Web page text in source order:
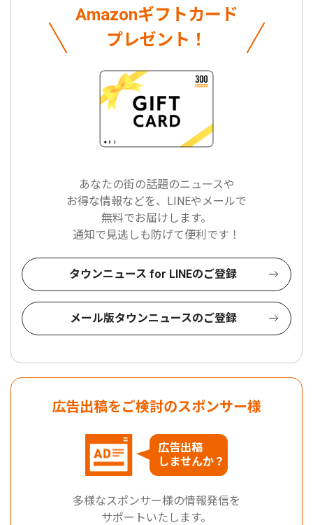
Amazonギフトカード
プレゼント！
あなたの街の話題のニュースや
お得な情報などを、LINEやメールで
無料でお届けします。
通知で見逃しも防げて便利です！
タウンニュース for LINEのご登録
メール版タウンニュースのご登録
広告出稿をご検討のスポンサー様
広告出稿
しませんか？
多様なスポンサー様の情報発信を
サポートいたします。